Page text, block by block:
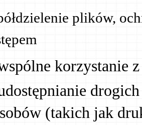
plików,
korzystanie
(takich jak